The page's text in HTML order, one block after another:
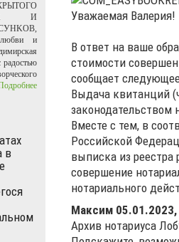
И
и
радостью
в
Уважаемая Валерия!
В ответ на ваше
стоимости
сообщает
Выдача квитанций
законодательством
Вместе с тем, в
Российской
выписка из реестра
совершение
нотариального
Максим
Архив нотариуса